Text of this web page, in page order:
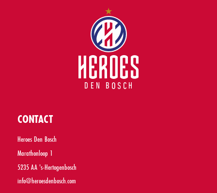
CONTACT
Heroes Den Bosch
Marathonloop 1
5235 AA 's-Hertogenbosch
info@heroesdenbosch.com